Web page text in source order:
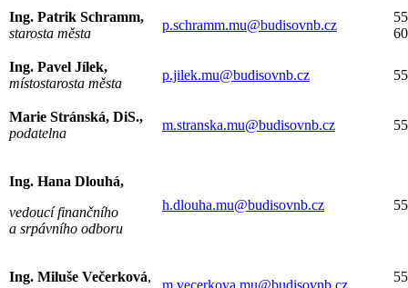
Ing. Patrik Schramm,
starosta města
p.schramm.mu@budisovnb.cz
Ing. Pavel Jílek,
místostarosta města
p.jilek.mu@budisovnb.cz
Marie Stránská, DiS.,
podatelna
m.stranska.mu@budisovnb.cz
Ing. Hana Dlouhá,
vedoucí finančního
a srpávního odboru
h.dlouha.mu@budisovnb.cz
Ing. Miluše Večerková,
m.vecerkova.mu@budisovnb.cz